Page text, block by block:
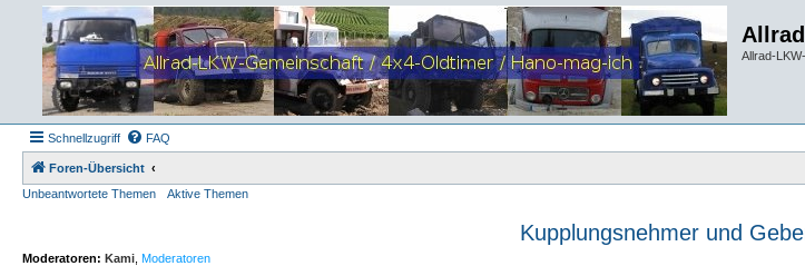
Allrad-
Schnellzugriff FAQ
Foren-Übersicht
Unbeantwortete Themen
Aktive Themen
Kupplungsnehmer und
Moderatoren: Kami Moderatoren